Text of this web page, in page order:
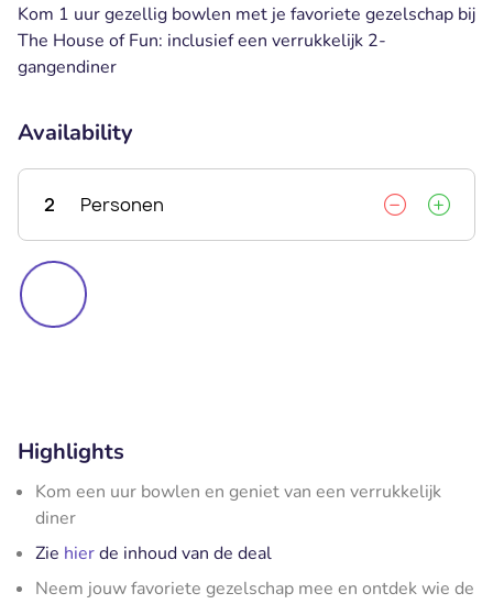
Kom 1 uur gezellig bowlen met je favoriete gezelschap bij
The House of Fun: inclusief een verrukkelijk 2-
gangendiner
Availability
2 Personen
Highlights
Kom een uur bowlen en geniet van een verrukkelijk
diner
Zie hierde inhoud van de deal
Neem jouw favoriete gezelschap mee en ontdek wie de